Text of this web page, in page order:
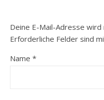
Deine E-Mail-Adresse
Erforderliche Felder sind
Name *